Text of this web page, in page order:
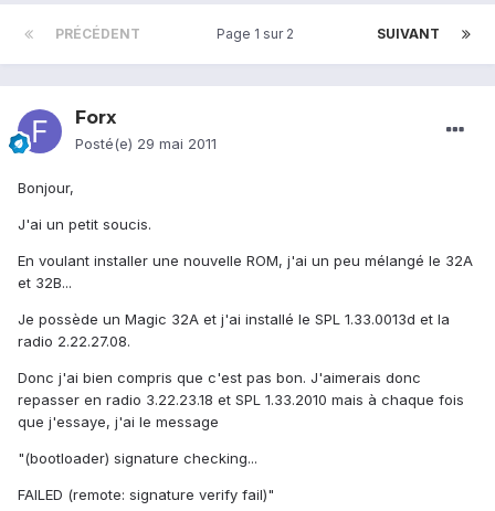
PRÉCÉDENT SUIVANT
Page 1 sur 2
Forx
Posté(e) 29 mai 2011
Bonjour,
J'ai un petit soucis.
En voulant installer une nouvelle ROM, j'ai un peu mélangé le 32A
et 32B...
Je possède un Magic 32A et j'ai installé le SPL 1.33.0013d et la
radio 2.22.27.08.
Donc j'ai bien compris que c'est pas bon. J'aimerais donc
repasser en radio 3.22.23.18 et SPL 1.33.2010 mais à chaque fois
que j'essaye, j'ai le message
"(bootloader) signature checking...
FAILED (remote: signature verify fail)"